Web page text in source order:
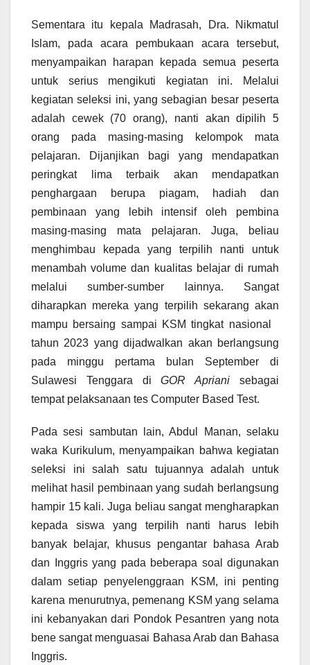
Sementara itu kepala Madrasah, Dra. Nikmatul
Islam, pada acara pembukaan acara tersebut,
menyampaikan harapan kepada semua peserta
untuk serius mengikuti kegiatan ini. Melalui
kegiatan seleksi ini, yang sebagian besar peserta
adalah cewek (70 orang), nanti akan dipilih 5
orang pada masing-masing kelompok mata
pelajaran. Dijanjikan bagi yang mendapatkan
peringkat lima terbaik akan mendapatkan
penghargaan berupa piagam, hadiah dan
pembinaan yang lebih intensif oleh pembina
masing-masing mata pelajaran. Juga, beliau
menghimbau kepada yang terpilih nanti untuk
menambah volume dan kualitas belajar di rumah
melalui sumber-sumber lainnya. Sangat
diharapkan mereka yang terpilih sekarang akan
mampu bersaing sampai KSM tingkat nasional
tahun 2023 yang dijadwalkan akan berlangsung
pada minggu pertama bulan September di
Sulawesi Tenggara diGOR Apriani sebagai
tempat pelaksanaan tes Computer Based Test.
Pada sesi sambutan lain, Abdul Manan, selaku
waka Kurikulum, menyampaikan bahwa kegiatan
seleksi ini salah satu tujuannya adalah untuk
melihat hasil pembinaan yang sudah berlangsung
hampir 15 kali. Juga beliau sangat mengharapkan
kepada siswa yang terpilih nanti harus lebih
banyak belajar, khusus pengantar bahasa Arab
dan Inggris yang pada beberapa soal digunakan
dalam setiap penyelenggraan KSM, ini penting
karena menurutnya, pemenang KSM yang selama
ini kebanyakan dari Pondok Pesantren yang nota
bene sangat menguasai Bahasa Arab dan Bahasa
Inggris.